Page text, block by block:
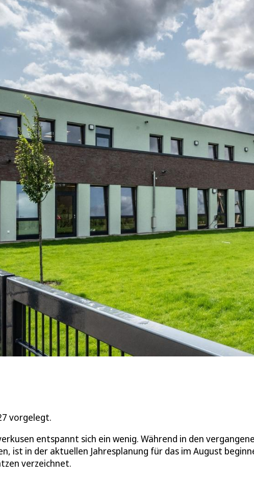
vorgelegt.
entspannt sich ein wenig. Während in den
ist in der aktuellen Jahresplanung für das im August
verzeichnet.